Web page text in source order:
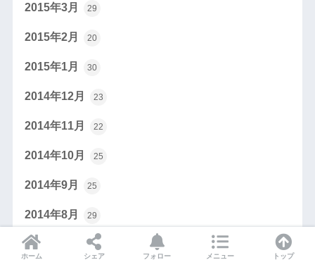
2015年3月 29
2015年2月 20
2015年1月 30
2014年12月 23
2014年11月 22
2014年10月 25
2014年9月 25
2014年8月 29
2014年7月 19
ホーム シェア フォロー メニュー トップ